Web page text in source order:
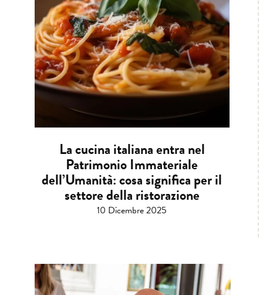
La cucina italiana entra nel
Patrimonio Immateriale
dell’Umanità: cosa significa per il
settore della ristorazione
10 Dicembre 2025